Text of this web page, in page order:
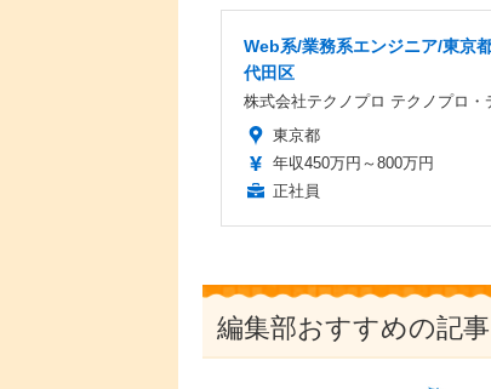
Web系/業務系エンジニア/東京
代田区
株式会社テクノプロ テクノプロ・
東京都
年収450万円～800万円
正社員
編集部おすすめの記事